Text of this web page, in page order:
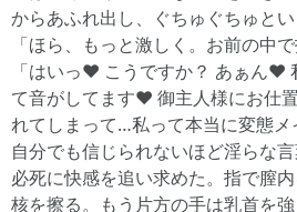
からあふれ出し、ぐちゅぐちゅとい
「ほら、もっと激しく。お前の中
「はいっ♥ こうですか？ あぁん♥
て音がしてます♥ 御主人様にお仕
れてしまって…私って本当に変態メ
自分でも信じられないほど淫らな
必死に快感を追い求めた。指で膣
核を擦る。もう片方の手は乳首を